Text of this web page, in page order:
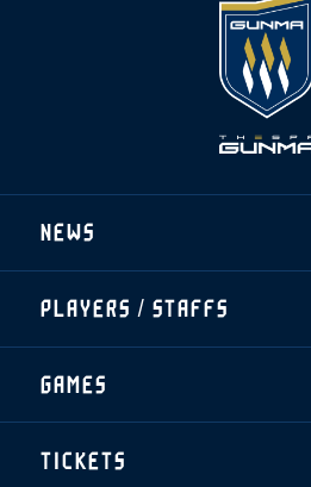
NEWS
TOPICS
CLUB
TOP TEAM
THESPARK
PLAYERS / STAFFS
トレーニング見学について
・注意事項
・練習場ごとの注意事項
GAMES
順位表
TICKETS